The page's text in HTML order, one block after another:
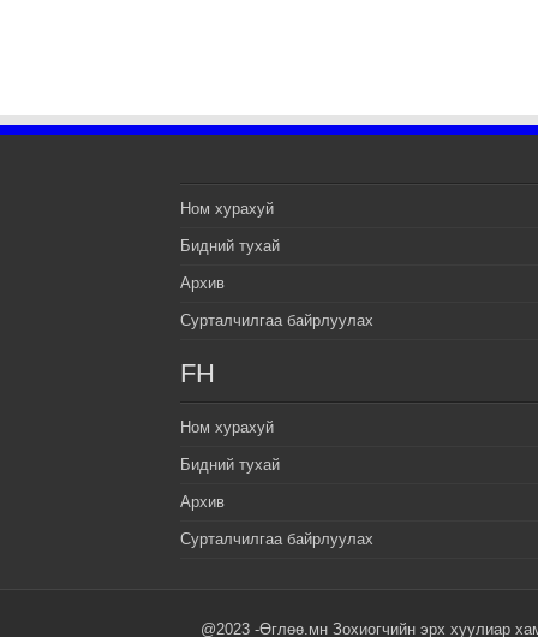
Ном хурахуй
Бидний тухай
Архив
Сурталчилгаа байрлуулах
FH
Ном хурахуй
Бидний тухай
Архив
Сурталчилгаа байрлуулах
@2023 -Өглөө.мн Зохиогчийн эрх хуулиар